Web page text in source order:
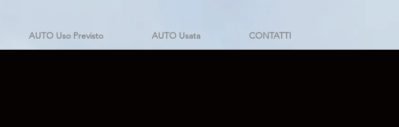
AUTO Uso Previsto AUTO Usata CONTATTI